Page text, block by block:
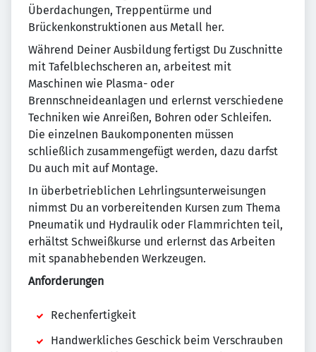
Überdachungen, Treppentürme und
Brückenkonstruktionen aus Metall her.
Während Deiner Ausbildung fertigst Du Zuschnitte
mit Tafelblechscheren an, arbeitest mit
Maschinen wie Plasma- oder
Brennschneideanlagen und erlernst verschiedene
Techniken wie Anreißen, Bohren oder Schleifen.
Die einzelnen Baukomponenten müssen
schließlich zusammengefügt werden, dazu darfst
Du auch mit auf Montage.
In überbetrieblichen Lehrlingsunterweisungen
nimmst Du an vorbereitenden Kursen zum Thema
Pneumatik und Hydraulik oder Flammrichten teil,
erhältst Schweißkurse und erlernst das Arbeiten
mit spanabhebenden Werkzeugen.
Anforderungen
Rechenfertigkeit
Handwerkliches Geschick beim Verschrauben